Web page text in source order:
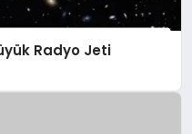
Radyo Jeti